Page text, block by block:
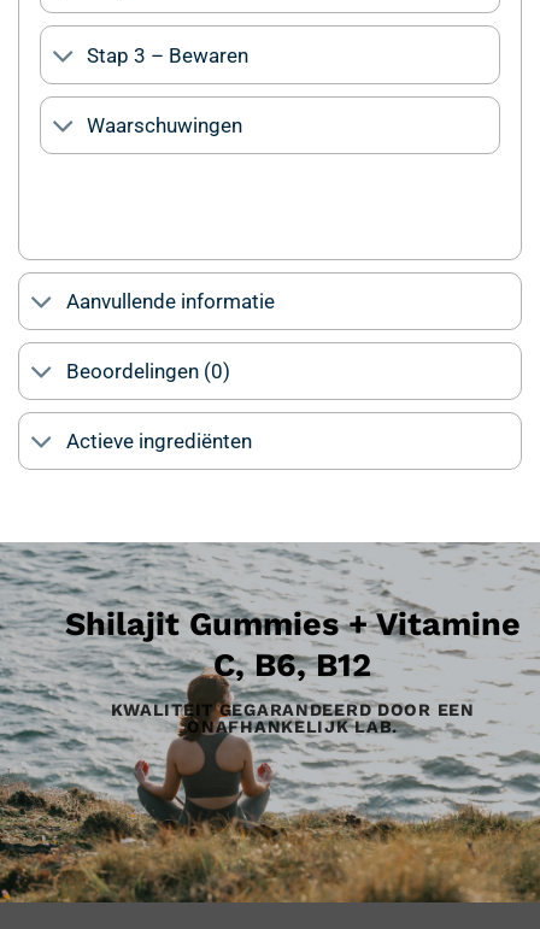
Stap 3 – Bewaren
Waarschuwingen
Aanvullende informatie
Beoordelingen (0)
Actieve ingrediënten
Shilajit Gummies + Vitamine
C, B6, B12
KWALITEIT GEGARANDEERD DOOR EEN
ONAFHANKELIJK LAB.